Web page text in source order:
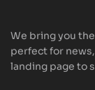
We bring you
perfect for
landing page to